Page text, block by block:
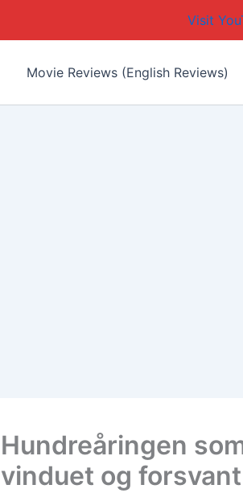
Visit
Movie Reviews (English Reviews)
Hundreåringen
vinduet og